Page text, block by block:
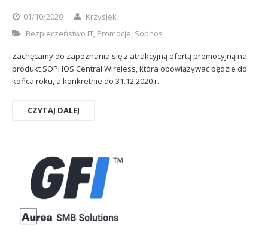
01/10/2020
Krzysiek
Bezpieczeństwo IT, Promocje, Sophos
Zachęcamy do zapoznania się z atrakcyjną ofertą promocyjną na
produkt SOPHOS Central Wireless, która obowiązywać będzie do
końca roku, a konkretnie do 31.12.2020 r.
CZYTAJ DALEJ